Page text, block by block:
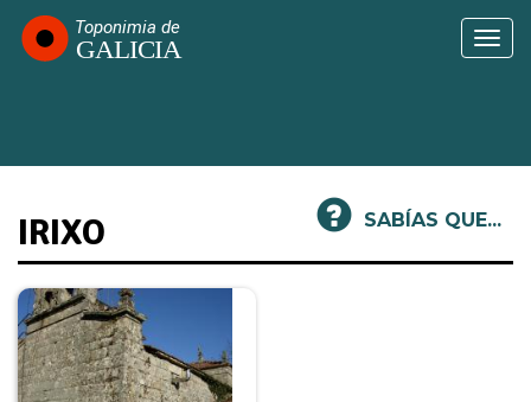
contido
SABÍAS QUE...
IRIXO